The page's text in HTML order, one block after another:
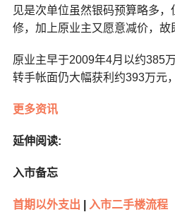
见是次单位虽然银码预算略多
修，加上原业主又愿意减价，故
原业主早于2009年4月以约385
转手帐面仍大幅获利约393万元
更多资讯
延伸阅读:
入市备忘
首期以外支出 入市二手楼流程